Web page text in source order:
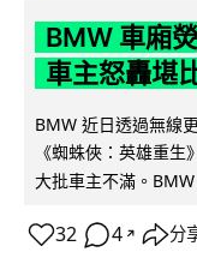
BMW 車廂
車主怒轟堪
BMW 近日透過無線
《蜘蛛俠：英雄重
大批車主不滿。
32 4 ↗ 分